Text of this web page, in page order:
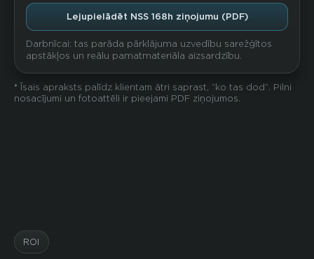
Lejupielādēt NSS 168h ziņojumu (PDF)
Darbnīcai: tas parāda pārklājuma uzvedību sarežģītos
apstākļos un reālu pamatmateriāla aizsardzību.
* Īsais apraksts palīdz klientam ātri saprast, “ko tas dod”. Pilni
nosacījumi un fotoattēli ir pieejami PDF ziņojumos.
ROI